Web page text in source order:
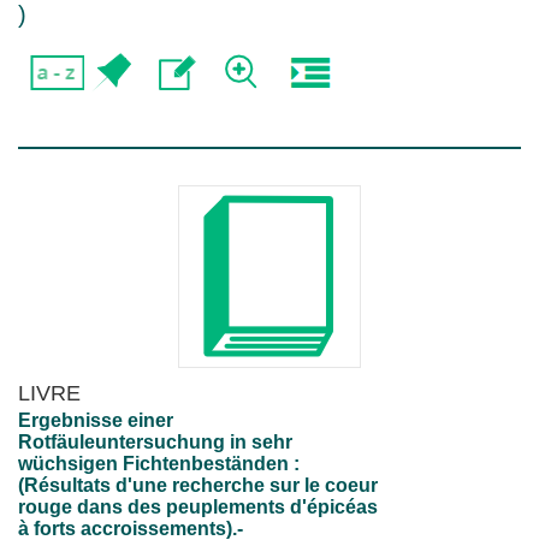
)
LIVRE
Ergebnisse einer
Rotfäuleuntersuchung in sehr
wüchsigen Fichtenbeständen :
(Résultats d'une recherche sur le coeur
rouge dans des peuplements d'épicéas
à forts accroissements).-